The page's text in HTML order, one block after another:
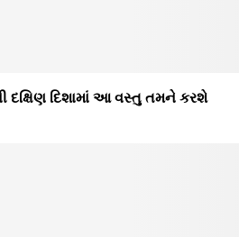
દક્ષિણ દિશામાં આ વસ્તુ તમને કરશે